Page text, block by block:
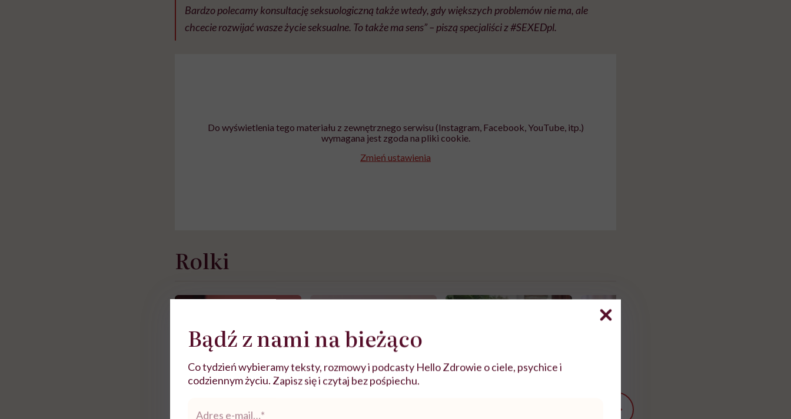
Bardzo polecamy konsultację seksuologiczną także wtedy, gdy większych problemów nie ma, ale
chcecie rozwijać wasze życie seksualne. To także ma sens” – piszą specjaliści z #SEXEDpl.
Do wyświetlenia tego materiału z zewnętrznego serwisu (Instagram, Facebook, YouTube, itp.)
wymagana jest zgoda na pliki cookie.
Zmień ustawienia
Rolki
Bądź z nami na bieżąco
Co tydzień wybieramy teksty, rozmowy i podcasty Hello Zdrowie o ciele, psychice i
codziennym życiu. Zapisz się i czytaj bez pośpiechu.